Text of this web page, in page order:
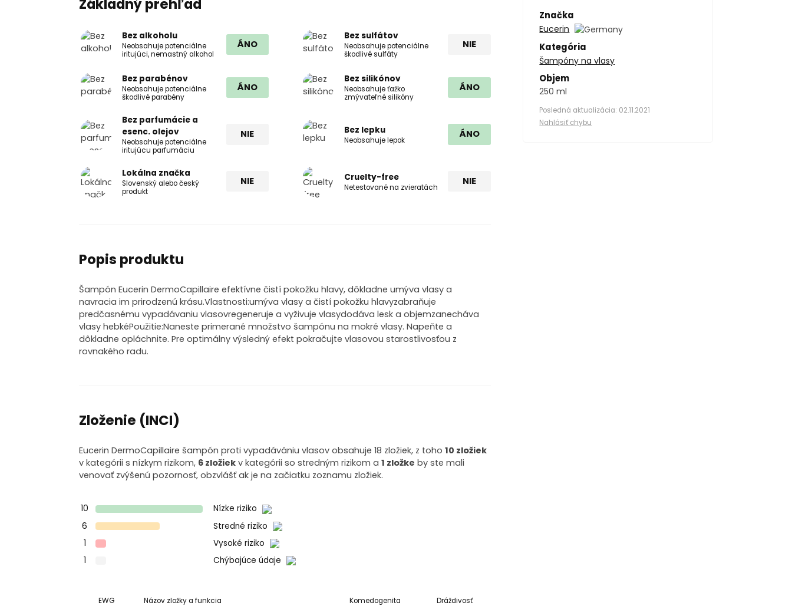
Základný prehľad
Bez alkoholu
Neobsahuje potenciálne
iritujúci, nemastný alkohol
ÁNO
Bez sulfátov
Neobsahuje potenciálne
škodlivé sulfáty
NIE
Bez parabénov
Neobsahuje potenciálne
škodlivé parabény
ÁNO
Bez silikónov
Neobsahuje ťažko
zmývateľné silikóny
ÁNO
Bez parfumácie a
esenc. olejov
Neobsahuje potenciálne
iritujúcu parfumáciu
NIE Bez lepku
Neobsahuje lepok
ÁNO
Lokálna značka
Slovenský alebo český
produkt
NIE Cruelty-free
Netestované na zvieratách
NIE
Popis produktu
Šampón Eucerin DermoCapillaire efektívne čistí pokožku hlavy, dôkladne umýva vlasy a
navracia im prirodzenú krásu.Vlastnosti:umýva vlasy a čistí pokožku hlavyzabraňuje
predčasnému vypadávaniu vlasovregeneruje a vyživuje vlasydodáva lesk a objemzanecháva
vlasy hebkéPoužitie:Naneste primerané množstvo šampónu na mokré vlasy. Napeňte a
dôkladne opláchnite. Pre optimálny výsledný efekt pokračujte vlasovou starostlivosťou z
rovnakého radu.
Zloženie (INCI)
Eucerin DermoCapillaire šampón proti vypadávániu vlasov obsahuje 18 zložiek, z toho10 zložiek
v kategórii s nízkym rizikom, 6 zložiek v kategórii so stredným rizikom a1 zložke by ste mali
venovať zvýšenú pozornosť, obzvlášť ak je na začiatku zoznamu zložiek.
10
Nízke riziko
6
Stredné riziko
1
Vysoké riziko
1
Chýbajúce údaje
EWG Názov zložky a funkcia Komedogenita Dráždivosť
Značka
Eucerin
Kategória
Šampóny na vlasy
Objem
250 ml
Posledná aktualizácia: 02.11.2021
Nahlásiť chybu